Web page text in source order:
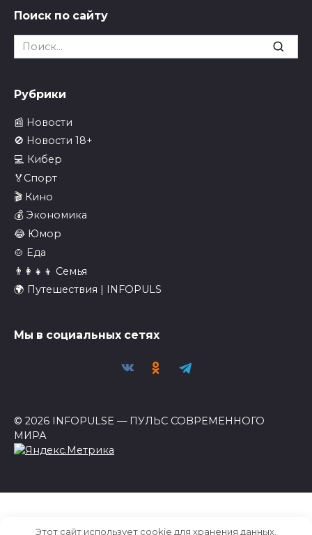
Поиск по сайту
Search
for:
Рубрики
📰 Новости
🚫 Новости 18+
💻 Кибер
🏅Спорт
🎬 Кино
💰 Экономика
😂 Юмор
🍲 Еда
👨‍👩‍👧‍👦 Семья
🌍 Путешествия | INFOPULS
Мы в социальных сетях
© 2026 INFOPULSE — ПУЛЬС СОВРЕМЕННОГО
МИРА
Этот сайт использует cookie для хранения данных.